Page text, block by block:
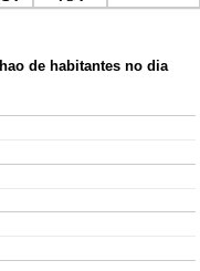
de habitantes no dia